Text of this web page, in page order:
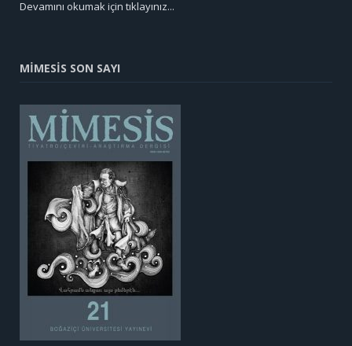
Devamını okumak için tıklayınız...
MİMESİS SON SAYI